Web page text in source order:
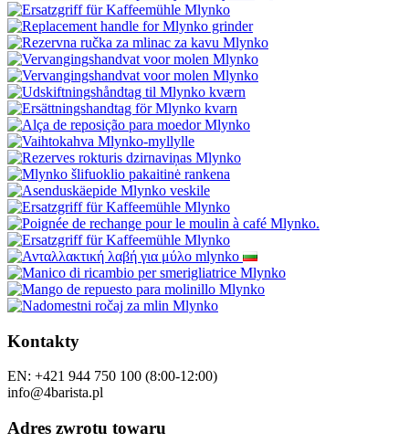
Kontakty
EN: +421 944 750 100 (8:00-12:00)
info@4barista.pl
Adres zwrotu towaru